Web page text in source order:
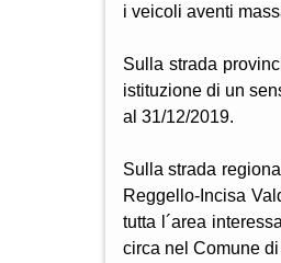
i veicoli aventi
Sulla strada
istituzione di un
al 31/12/2019.
Sulla strada
Reggello-Incisa
tutta l´area
circa nel Comune